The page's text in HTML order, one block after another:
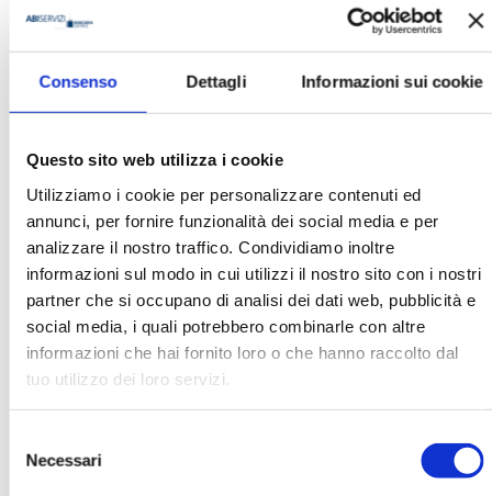
Consenso Dettagli Informazioni sui cookie
Questo sito web utilizza i cookie
Utilizziamo i cookie per personalizzare contenuti ed
annunci, per fornire funzionalità dei social media e per
analizzare il nostro traffico. Condividiamo inoltre
informazioni sul modo in cui utilizzi il nostro sito con i nostri
partner che si occupano di analisi dei dati web, pubblicità e
social media, i quali potrebbero combinarle con altre
informazioni che hai fornito loro o che hanno raccolto dal
tuo utilizzo dei loro servizi.
delNecessari
Silvia Del Prete
Ha pubblicato con noi